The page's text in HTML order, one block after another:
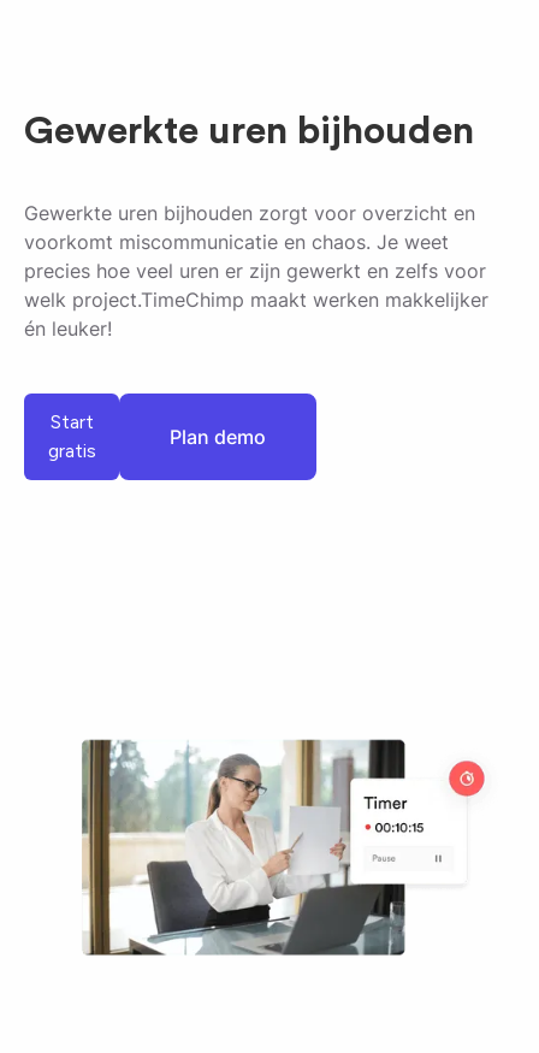
Gewerkte uren bijhouden
Gewerkte uren bijhouden zorgt voor overzicht en
voorkomt miscommunicatie en chaos. Je weet
precies hoe veel uren er zijn gewerkt en zelfs voor
welk project.TimeChimp maakt werken makkelijker
én leuker!
Start
gratis
Plan demo